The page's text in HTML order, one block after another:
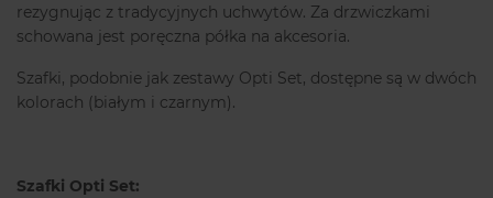
rezygnując z tradycyjnych uchwytów. Za drzwiczkami
schowana jest poręczna półka na akcesoria.
Szafki, podobnie jak zestawy Opti Set, dostępne są w dwóch
kolorach (białym i czarnym).
Szafki Opti Set: